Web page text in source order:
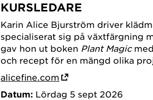
KURSLEDARE
Karin Alice Bjurström driver
specialiserat sig på växtfärgning
gav hon ut boken Plant Magic
och recept för en mängd olika
alicefine.com
Datum: Lördag 5 sept 2026